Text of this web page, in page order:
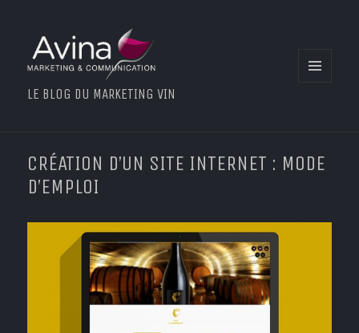
LE BLOG DU MARKETING VIN
CRÉATION D’UN SITE INTERNET : MODE
D’EMPLOI